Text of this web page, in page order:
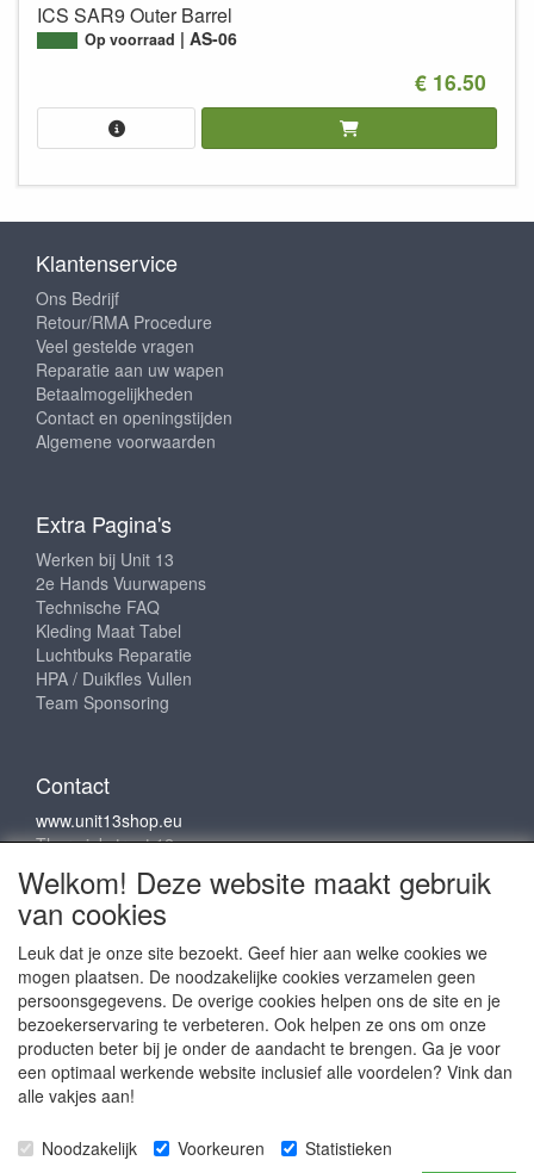
ICS SAR9 Outer Barrel
Op voorraad AS-06
€ 16.50
Klantenservice
Ons Bedrijf
Retour/RMA Procedure
Veel gestelde vragen
Reparatie aan uw wapen
Betaalmogelijkheden
Contact en openingstijden
Algemene voorwaarden
Extra Pagina's
Werken bij Unit 13
2e Hands Vuurwapens
Technische FAQ
Kleding Maat Tabel
Luchtbuks Reparatie
HPA / Duikfles Vullen
Team Sponsoring
Contact
www.unit13shop.eu
Thermiekstraat 12
6361 HB Nuth
info@unit13shop.eu
Sociale media
RESERVED to © Unit 13 Outdoor Adventures
Welkom! Deze website maakt gebruik
van cookies
Leuk dat je onze site bezoekt. Geef hier aan welke cookies we
mogen plaatsen. De noodzakelijke cookies verzamelen geen
persoonsgegevens. De overige cookies helpen ons de site en je
bezoekerservaring te verbeteren. Ook helpen ze ons om onze
producten beter bij je onder de aandacht te brengen. Ga je voor
een optimaal werkende website inclusief alle voordelen? Vink dan
alle vakjes aan!
Noodzakelijk Voorkeuren
Statistieken